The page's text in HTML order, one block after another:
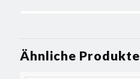
Ähnliche Produkte